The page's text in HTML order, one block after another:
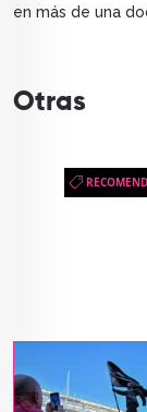
en más de una
Otras